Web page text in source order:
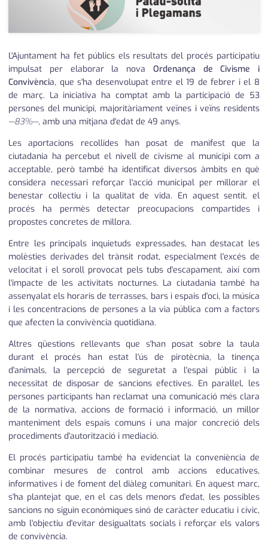
L'Ajuntament ha fet públics els resultats del procés participatiu
impulsat per elaborar la nova Ordenança de Civisme i
Convivència, que s'ha desenvolupat entre el 19 de febrer i el 8
de març. La iniciativa ha comptat amb la participació de 53
persones del municipi, majoritàriament veïnes i veïns residents
—83%—, amb una mitjana d'edat de 49 anys.
Les aportacions recollides han posat de manifest que la
ciutadania ha percebut el nivell de civisme al municipi com a
acceptable, però també ha identificat diversos àmbits en què
considera necessari reforçar l'acció municipal per millorar el
benestar col·lectiu i la qualitat de vida. En aquest sentit, el
procés ha permès detectar preocupacions compartides i
propostes concretes de millora.
Entre les principals inquietuds expressades, han destacat les
molèsties derivades del trànsit rodat, especialment l'excés de
velocitat i el soroll provocat pels tubs d'escapament, així com
l'impacte de les activitats nocturnes. La ciutadania també ha
assenyalat els horaris de terrasses, bars i espais d'oci, la música
i les concentracions de persones a la via pública com a factors
que afecten la convivència quotidiana.
Altres qüestions rellevants que s'han posat sobre la taula
durant el procés han estat l'ús de pirotècnia, la tinença
d'animals, la percepció de seguretat a l'espai públic i la
necessitat de disposar de sancions efectives. En paral·lel, les
persones participants han reclamat una comunicació més clara
de la normativa, accions de formació i informació, un millor
manteniment dels espais comuns i una major concreció dels
procediments d'autorització i mediació.
El procés participatiu també ha evidenciat la conveniència de
combinar mesures de control amb accions educatives,
informatives i de foment del diàleg comunitari. En aquest marc,
s'ha plantejat que, en el cas dels menors d'edat, les possibles
sancions no siguin econòmiques sinó de caràcter educatiu i cívic,
amb l'objectiu d'evitar desigualtats socials i reforçar els valors
de convivència.